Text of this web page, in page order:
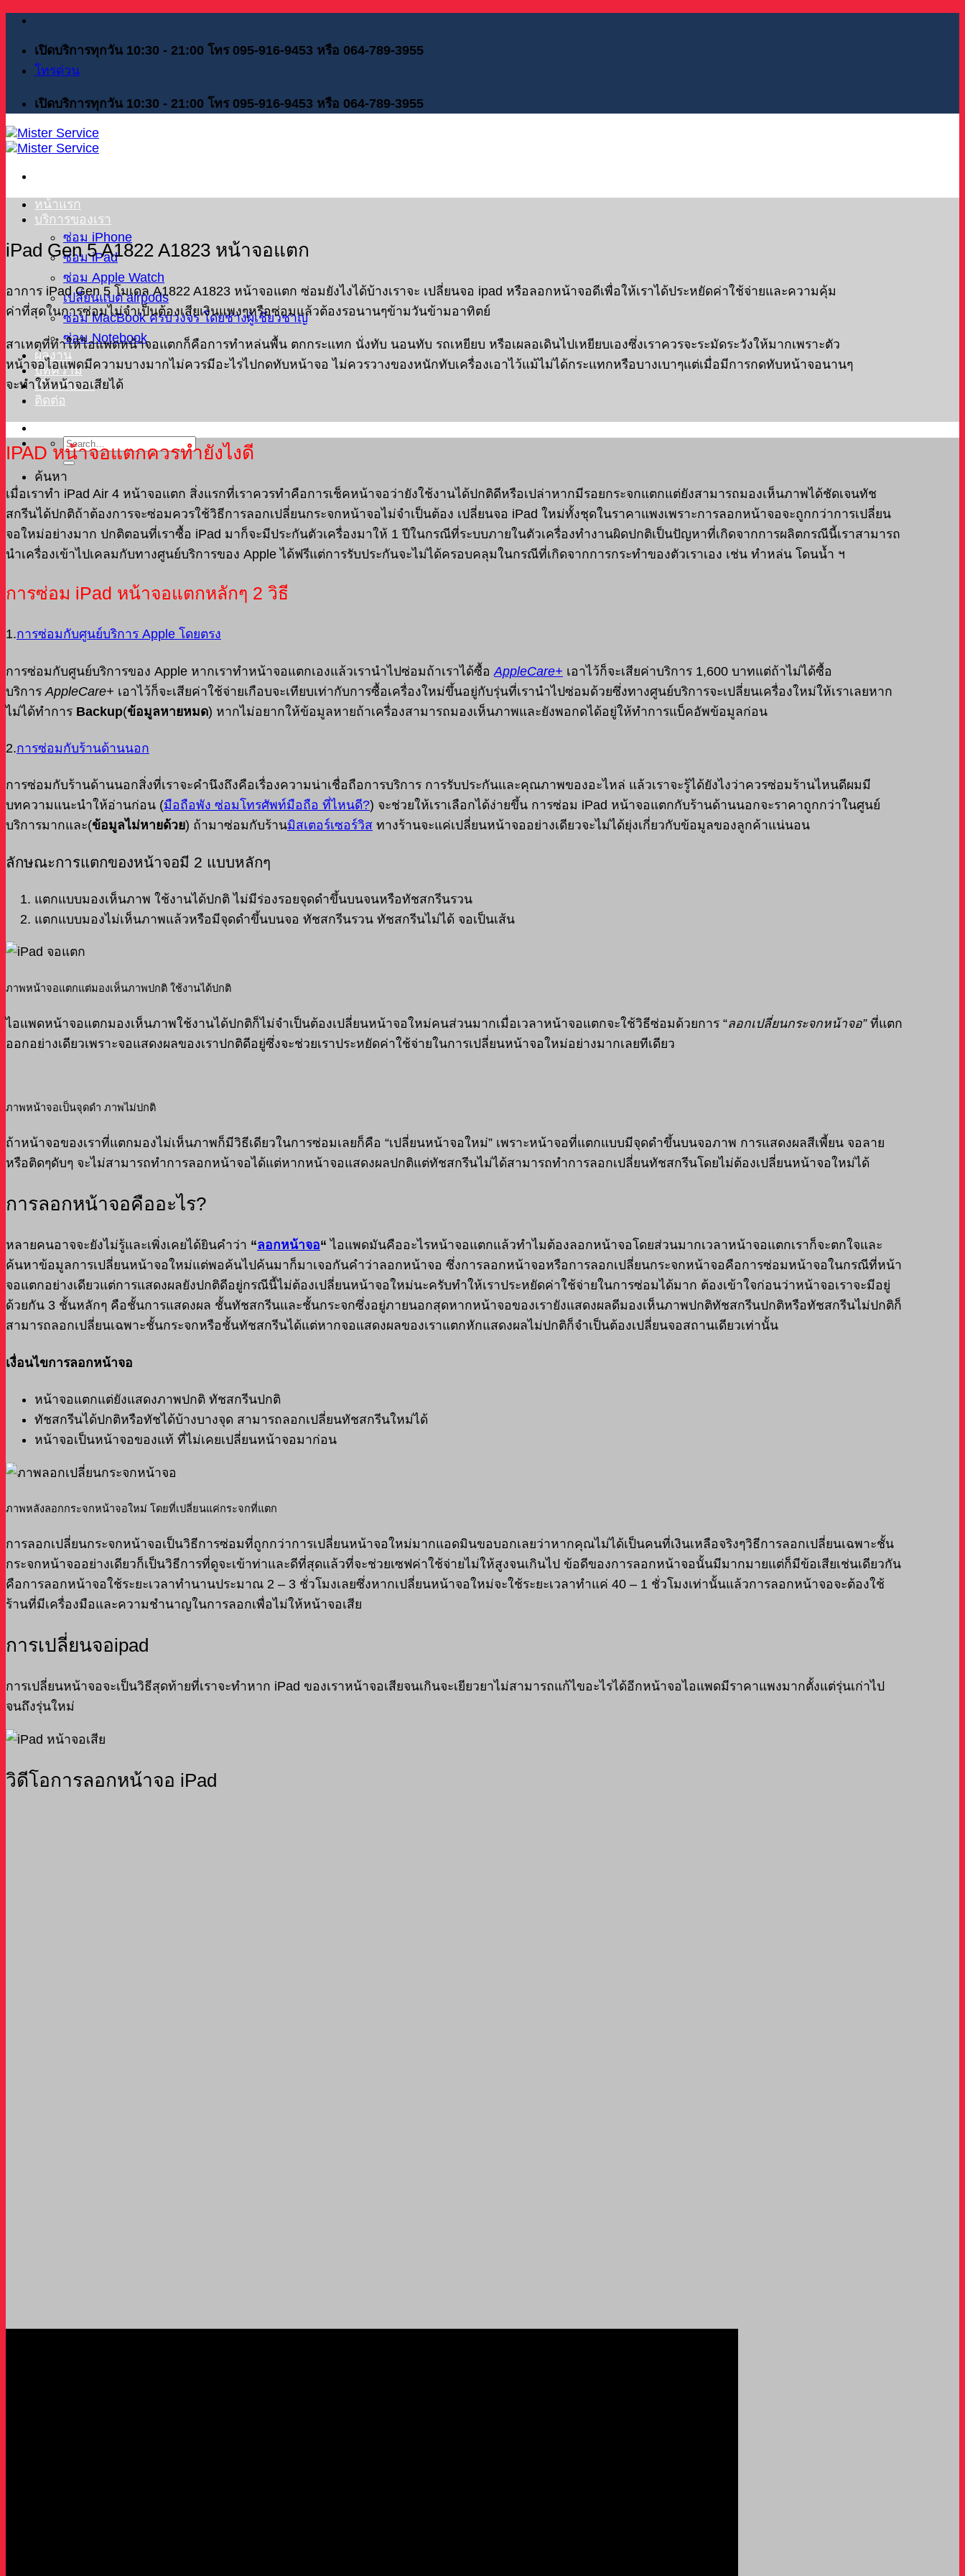
Skip
contentเปิดบริการทุกวัน 10:30 - 21:00 โทร 095-916-9453 หรือ 064-789-3955
โทรด่วน
เปิดบริการทุกวัน 10:30 - 21:00 โทร 095-916-9453 หรือ 064-789-3955
หน้าแรก
บริการของเรา
ซ่อม iPhone
ซ่อม iPad
ซ่อม Apple Watch
เปลี่ยนแบต airpods
ซ่อม MacBook ครบวงจร โดยช่างผู้เชี่ยวชาญ
ซ่อม Notebook
ผลงาน
บทความ
เกี่ยวกับเรา
ติดต่อ
ค้นหา
iPad Gen 5 A1822 A1823 หน้าจอแตก
อาการ iPad Gen 5 โมเดล A1822 A1823 หน้าจอแตก ซ่อมยังไงได้บ้างเราจะ เปลี่ยนจอ ipad หรือลอกหน้าจอดีเพื่อให้เราได้ประหยัดค่าใช้จ่ายและความคุ้ม
ค่าที่สุดในการซ่อมไม่จำเป็นต้องเสียเงินแพงๆหรือซ่อมแล้วต้องรอนานๆข้ามวันข้ามอาทิตย์
สาเหตุที่ทำให้ไอแพดหน้าจอแตกก็คือการทำหล่นพื้น ตกกระแทก นั่งทับ นอนทับ รถเหยียบ หรือเผลอเดินไปเหยียบเองซึ่งเราควรจะระมัดระวังให้มากเพราะตัว
หน้าจอไอแพดมีความบางมากไม่ควรมีอะไรไปกดทับหน้าจอ ไม่ควรวางของหนักทับเครื่องเอาไว้แม้ไม่ได้กระแทกหรือบางเบาๆแต่เมื่อมีการกดทับหน้าจอนานๆ
จะทำให้หน้าจอเสียได้
IPAD หน้าจอแตกควรทำยังไงดี
เมื่อเราทำ iPad Air 4 หน้าจอแตก สิ่งแรกที่เราควรทำคือการเช็คหน้าจอว่ายังใช้งานได้ปกติดีหรือเปล่าหากมีรอยกระจกแตกแต่ยังสามารถมองเห็นภาพได้ชัดเจนทัช
สกรีนได้ปกติถ้าต้องการจะซ่อมควรใช้วิธีการลอกเปลี่ยนกระจกหน้าจอไม่จำเป็นต้อง เปลี่ยนจอ iPad ใหม่ทั้งชุดในราคาแพงเพราะการลอกหน้าจอจะถูกกว่าการเปลี่ยน
จอใหม่อย่างมาก ปกติตอนที่เราซื้อ iPad มาก็จะมีประกันตัวเครื่องมาให้ 1 ปีในกรณีที่ระบบภายในตัวเครื่องทำงานผิดปกติเป็นปัญหาที่เกิดจากการผลิตกรณีนี้เราสามารถ
นำเครื่องเข้าไปเคลมกับทางศูนย์บริการของ Apple ได้ฟรีแต่การรับประกันจะไม่ได้ครอบคลุมในกรณีที่เกิดจากการกระทำของตัวเราเอง เช่น ทำหล่น โดนน้ำ ฯ
การซ่อม iPad หน้าจอแตกหลักๆ 2 วิธี
1.การซ่อมกับศูนย์บริการ Apple โดยตรง
การซ่อมกับศูนย์บริการของ Apple หากเราทำหน้าจอแตกเองแล้วเรานำไปซ่อมถ้าเราได้ซื้อ AppleCare+ เอาไว้ก็จะเสียค่าบริการ 1,600 บาทแต่ถ้าไม่ได้ซื้อ
บริการ AppleCare+ เอาไว้ก็จะเสียค่าใช้จ่ายเกือบจะเทียบเท่ากับการซื้อเครื่องใหม่ขึ้นอยู่กับรุ่นที่เรานำไปซ่อมด้วยซึ่งทางศูนย์บริการจะเปลี่ยนเครื่องใหม่ให้เราเลยหาก
ไม่ได้ทำการ Backup(ข้อมูลหายหมด) หากไม่อยากให้ข้อมูลหายถ้าเครื่องสามารถมองเห็นภาพและยังพอกดได้อยู่ให้ทำการแบ็คอัพข้อมูลก่อน
2.การซ่อมกับร้านด้านนอก
การซ่อมกับร้านด้านนอกสิ่งที่เราจะคำนึงถึงคือเรื่องความน่าเชื่อถือการบริการ การรับประกันและคุณภาพของอะไหล่ แล้วเราจะรู้ได้ยังไงว่าควรซ่อมร้านไหนดีผมมี
บทความแนะนำให้อ่านก่อน (มือถือพัง ซ่อมโทรศัพท์มือถือ ที่ไหนดี?) จะช่วยให้เราเลือกได้ง่ายขึ้น การซ่อม iPad หน้าจอแตกกับร้านด้านนอกจะราคาถูกกว่าในศูนย์
บริการมากและ(ข้อมูลไม่หายด้วย) ถ้ามาซ่อมกับร้านมิสเตอร์เซอร์วิส ทางร้านจะแค่เปลี่ยนหน้าจออย่างเดียวจะไม่ได้ยุ่งเกี่ยวกับข้อมูลของลูกค้าแน่นอน
ลักษณะการแตกของหน้าจอมี 2 แบบหลักๆ
แตกแบบมองเห็นภาพ ใช้งานได้ปกติ ไม่มีร่องรอยจุดดำขึ้นบนจนหรือทัชสกรีนรวน
แตกแบบมองไม่เห็นภาพแล้วหรือมีจุดดำขึ้นบนจอ ทัชสกรีนรวน ทัชสกรีนไม่ได้ จอเป็นเส้น
ภาพหน้าจอแตกแต่มองเห็นภาพปกติ ใช้งานได้ปกติ
ไอแพดหน้าจอแตกมองเห็นภาพใช้งานได้ปกติก็ไม่จำเป็นต้องเปลี่ยนหน้าจอใหม่คนส่วนมากเมื่อเวลาหน้าจอแตกจะใช้วิธีซ่อมด้วยการ “ลอกเปลี่ยนกระจกหน้าจอ”ที่แตก
ออกอย่างเดียวเพราะจอแสดงผลของเราปกติดีอยู่ซึ่งจะช่วยเราประหยัดค่าใช้จ่ายในการเปลี่ยนหน้าจอใหม่อย่างมากเลยทีเดียว
ภาพหน้าจอเป็นจุดดำ ภาพไม่ปกติ
ถ้าหน้าจอของเราที่แตกมองไม่เห็นภาพก็มีวิธีเดียวในการซ่อมเลยก็คือ “เปลี่ยนหน้าจอใหม่” เพราะหน้าจอที่แตกแบบมีจุดดำขึ้นบนจอภาพ การแสดงผลสีเพี้ยน จอลาย
หรือติดๆดับๆ จะไม่สามารถทำการลอกหน้าจอได้แต่หากหน้าจอแสดงผลปกติแต่ทัชสกรีนไม่ได้สามารถทำการลอกเปลี่ยนทัชสกรีนโดยไม่ต้องเปลี่ยนหน้าจอใหม่ได้
การลอกหน้าจอคืออะไร?
หลายคนอาจจะยังไม่รู้และเพิ่งเคยได้ยินคำว่า “ลอกหน้าจอ“ ไอแพดมันคืออะไรหน้าจอแตกแล้วทำไมต้องลอกหน้าจอโดยส่วนมากเวลาหน้าจอแตกเราก็จะตกใจและ
ค้นหาข้อมูลการเปลี่ยนหน้าจอใหม่แต่พอค้นไปค้นมาก็มาเจอกันคำว่าลอกหน้าจอ ซึ่งการลอกหน้าจอหรือการลอกเปลี่ยนกระจกหน้าจอคือการซ่อมหน้าจอในกรณีที่หน้า
จอแตกอย่างเดียวแต่การแสดงผลยังปกติดีอยู่กรณีนี้ไม่ต้องเปลี่ยนหน้าจอใหม่นะครับทำให้เราประหยัดค่าใช้จ่ายในการซ่อมได้มาก ต้องเข้าใจก่อนว่าหน้าจอเราจะมีอยู่
ด้วยกัน 3 ชั้นหลักๆ คือชั้นการแสดงผล ชั้นทัชสกรีนและชั้นกระจกซึ่งอยู่ภายนอกสุดหากหน้าจอของเรายังแสดงผลดีมองเห็นภาพปกติทัชสกรีนปกติหรือทัชสกรีนไม่ปกติก็
สามารถลอกเปลี่ยนเฉพาะชั้นกระจกหรือชั้นทัชสกรีนได้แต่หากจอแสดงผลของเราแตกหักแสดงผลไม่ปกติก็จำเป็นต้องเปลี่ยนจอสถานเดียวเท่านั้น
เงื่อนไขการลอกหน้าจอ
หน้าจอแตกแต่ยังแสดงภาพปกติ ทัชสกรีนปกติ
ทัชสกรีนได้ปกติหรือทัชได้บ้างบางจุด สามารถลอกเปลี่ยนทัชสกรีนใหม่ได้
หน้าจอเป็นหน้าจอของแท้ ที่ไม่เคยเปลี่ยนหน้าจอมาก่อน
ภาพหลังลอกกระจกหน้าจอใหม่ โดยที่เปลี่ยนแค่กระจกที่แตก
การลอกเปลี่ยนกระจกหน้าจอเป็นวิธีการซ่อมที่ถูกกว่าการเปลี่ยนหน้าจอใหม่มากแอดมินขอบอกเลยว่าหากคุณไม่ได้เป็นคนที่เงินเหลือจริงๆวิธีการลอกเปลี่ยนเฉพาะชั้น
กระจกหน้าจออย่างเดียวก็เป็นวิธีการที่ดูจะเข้าท่าและดีที่สุดแล้วที่จะช่วยเซฟค่าใช้จ่ายไม่ให้สูงจนเกินไป ข้อดีของการลอกหน้าจอนั้นมีมากมายแต่ก็มีข้อเสียเช่นเดียวกัน
คือการลอกหน้าจอใช้ระยะเวลาทำนานประมาณ 2 – 3 ชั่วโมงเลยซึ่งหากเปลี่ยนหน้าจอใหม่จะใช้ระยะเวลาทำแค่ 40 – 1 ชั่วโมงเท่านั้นแล้วการลอกหน้าจอจะต้องใช้
ร้านที่มีเครื่องมือและความชำนาญในการลอกเพื่อไม่ให้หน้าจอเสีย
การเปลี่ยนจอipad
การเปลี่ยนหน้าจอจะเป็นวิธีสุดท้ายที่เราจะทำหาก iPad ของเราหน้าจอเสียจนเกินจะเยียวยาไม่สามารถแก้ไขอะไรได้อีกหน้าจอไอแพดมีราคาแพงมากตั้งแต่รุ่นเก่าไป
จนถึงรุ่นใหม่
วิดีโอการลอกหน้าจอ iPad